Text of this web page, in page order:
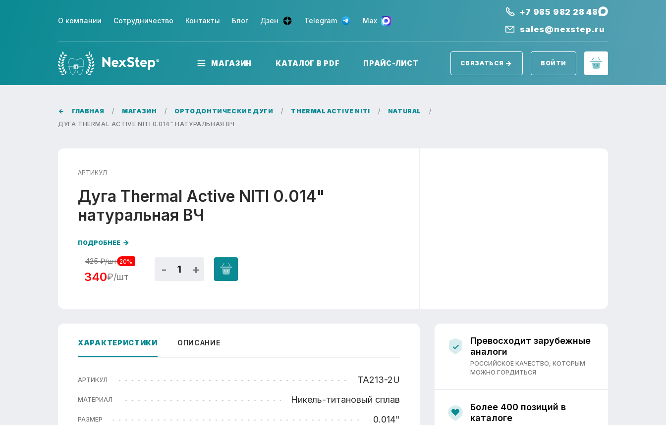
О компании Сотрудничество Контакты Блог Дзен Telegram Max
+7 985 982 28 48
sales@nexstep.ru
МАГАЗИН КАТАЛОГ В PDF ПРАЙС-ЛИСТ СВЯЗАТЬСЯ ВОЙТИ
ГЛАВНАЯ МАГАЗИН ОРТОДОНТИЧЕСКИЕ ДУГИ THERMAL ACTIVE NITI
NATURAL
ДУГА THERMAL ACTIVE NITI 0.014" НАТУРАЛЬНАЯ ВЧ
АРТИКУЛ
Дуга Thermal Active NITI 0.014"
натуральная ВЧ
ПОДРОБНЕЕ
425 ₽/шт 20%
340₽/шт
ХАРАКТЕРИСТИКИ ОПИСАНИЕ
АРТИКУЛ TA213-2U
МАТЕРИАЛ Никель-титановый сплав
РАЗМЕР 0.014"
Превосходит зарубежные
аналоги
РОССИЙСКОЕ КАЧЕСТВО, КОТОРЫМ
МОЖНО ГОРДИТЬСЯ
Более 400 позиций в
каталоге